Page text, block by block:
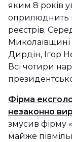
яким 8 років
оприлюднить
реєстрів.
Дирдін, Ігор
Всі чотири
Фірма
незаконно
змусив фірму
майже